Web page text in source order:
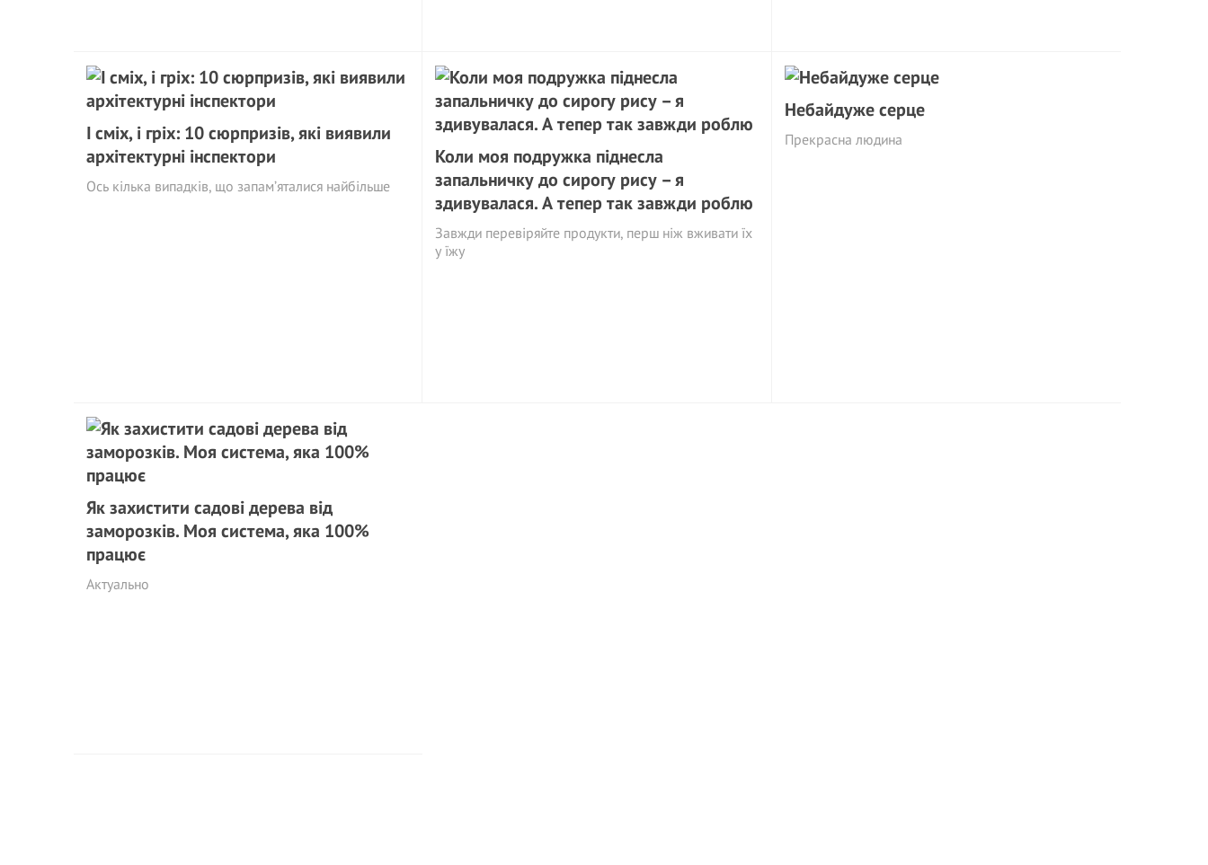
І сміх, і гріх: 10 сюрпризів, які виявили
архітектурні інспектори
Ось кілька випадків, що запам’яталися найбільше
Коли моя подружка піднесла
запальничку до сирогу рису – я
здивувалася. А тепер так завжди роблю
Завжди перевіряйте продукти, перш ніж вживати їх
у їжу
Небайдуже серце
Прекрасна людина
Як захистити садові дерева від
заморозків. Моя система, яка 100%
працює
Актуально